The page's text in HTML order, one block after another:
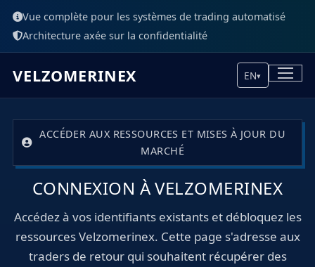
Vue complète pour les systèmes de trading automatisé
Architecture axée sur la confidentialité
VELZOMERINEX EN▾
ACCÉDER AUX RESSOURCES ET MISES À JOUR DU
MARCHÉ
CONNEXION À VELZOMERINEX
Accédez à vos identifiants existants et débloquez les
ressources Velzomerinex. Cette page s'adresse aux
traders de retour qui souhaitent récupérer des